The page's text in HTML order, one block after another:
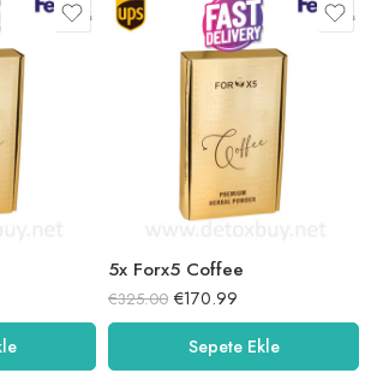
5x Forx5 Coffee
€325.00 €170.99
Sepete Ekle